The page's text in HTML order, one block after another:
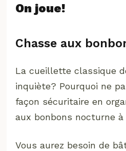
On joue!
Chasse aux
La cueillette classique
inquiète? Pourquoi ne
façon sécuritaire en
aux bonbons nocturne à
Vous aurez besoin de